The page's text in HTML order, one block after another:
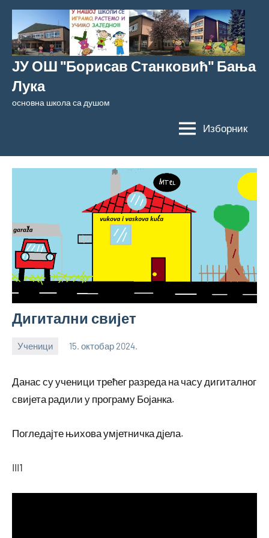
Скочи
садржај
ЈУ ОШ "Борисав Станковић" Бања
Лука
основна школа са душом
Изборник
Дигитални свијет
Ученици 15. октобар 2024.
bstankovic
Данас су ученици трећег разреда на часу дигиталног
свијета радили у програму Бојанка.
Погледајте њихова умјетничка дјела.
III1